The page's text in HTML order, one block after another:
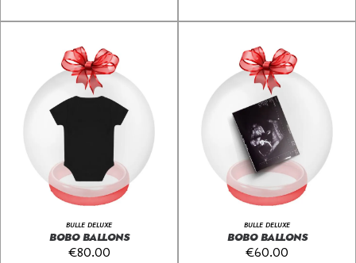
BULLE DELUXE
BOBO BALLONS
€80.00
BULLE DELUXE
BOBO BALLONS
€60.00